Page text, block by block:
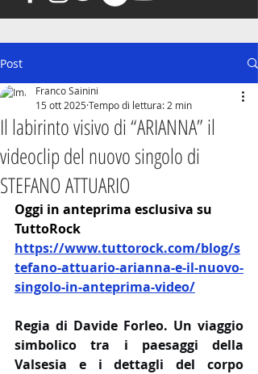
Post
Il labirinto visivo di “ARIANNA” il
videoclip del nuovo singolo di
STEFANO ATTUARIO
Franco Sainini
15 ott 2025 Tempo di lettura: 2 min
Oggi in anteprima esclusiva su
TuttoRock
https://www.tuttorock.com/blog/s
tefano-attuario-arianna-e-il-nuovo-
singolo-in-anteprima-video/
Regia di Davide Forleo. Un viaggio
simbolico tra i paesaggi della
Valsesia e i dettagli del corpo